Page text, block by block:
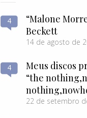
4
“Malone
Beckett
14 de agosto de
4
Meus discos
“the
22 de setembro